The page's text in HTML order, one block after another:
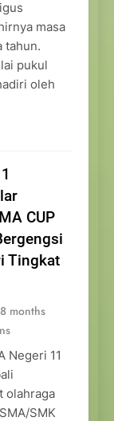
masa
tahun.
pukul
oleh
CUP
Tingkat
8 months
Negeri 11
olahraga
SMK